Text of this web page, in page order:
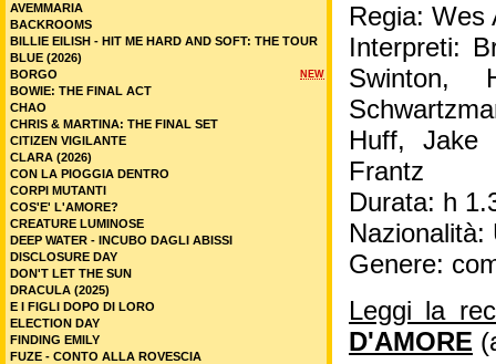
Regia: Wes
Interpreti:
Swinton,
Huff, Jake
Frantz
Durata: h
Nazionalità:
Genere:
Leggi la
D'AMORE
AVEMMARIA
BACKROOMS
BILLIE EILISH - HIT ME HARD AND SOFT: THE TOUR
BLUE (2026)
NEW
BORGO
BOWIE: THE FINAL ACT
CHAO
CHRIS & MARTINA: THE FINAL SET
CITIZEN VIGILANTE
CLARA (2026)
CON LA PIOGGIA DENTRO
CORPI MUTANTI
COS'E' L'AMORE?
CREATURE LUMINOSE
DEEP WATER - INCUBO DAGLI ABISSI
DISCLOSURE DAY
DON'T LET THE SUN
DRACULA (2025)
E I FIGLI DOPO DI LORO
ELECTION DAY
FINDING EMILY
FUZE - CONTO ALLA ROVESCIA